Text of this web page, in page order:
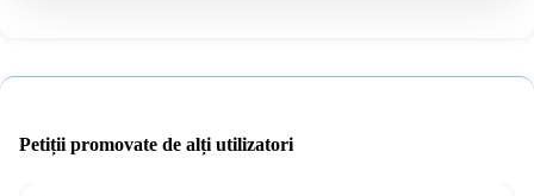
Petiții promovate de alți utilizatori